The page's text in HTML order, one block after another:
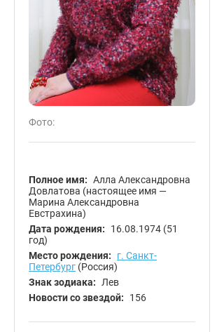
Фото:
Полное имя: Алла Александровна
Довлатова (настоящее имя —
Марина Александровна
Евстрахина)
Дата рождения:
16.08.1974 (51
год)
Место рождения:
г. Санкт-
Петербург (Россия)
Знак зодиака:
Лев
Новости со звездой:
156